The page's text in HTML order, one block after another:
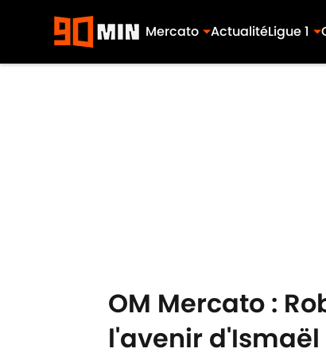
Mercato ActualitéLigue 1
OM Mercato :
l'avenir